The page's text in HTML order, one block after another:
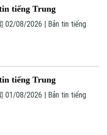
tiếng Trung
02/08/2026 | Bản tin tiếng
tiếng Trung
01/08/2026 | Bản tin tiếng